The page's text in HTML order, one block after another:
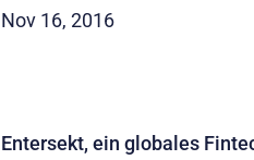
Nov 16, 2016
Entersekt, ein globales